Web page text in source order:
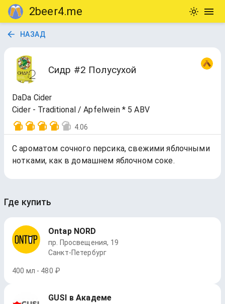
2beer4.me
НАЗАД
Сидр #2 Полусухой
DaDa Cider
Cider - Traditional / Apfelwein * 5 ABV
4.06
С ароматом сочного персика, свежими яблочными
нотками, как в домашнем яблочном соке.
Где купить
Ontap NORD
пр. Просвещения, 19
Санкт-Петербург
400 мл - 480 ₽
GUSI в Академе